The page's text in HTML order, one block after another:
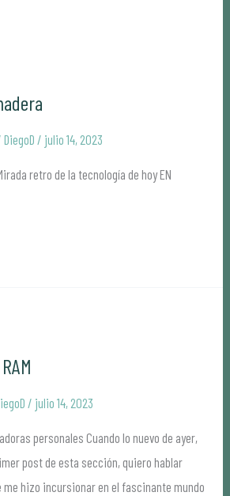
DiegoD/ julio 14, 2023
retro de la tecnología de hoy EN
/ julio 14, 2023
personales Cuando lo nuevo de ayer,
post de esta sección, quiero hablar
me hizo incursionar en el fascinante mundo